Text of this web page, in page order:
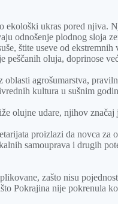
ekološki ukras pored njiva.
odnošenje plodnog sloja
štite useve od
peščanih oluja, doprinose
oblasti agrošumarstva,
kultura u sušnim
olujne udare, njihov značaj
proizlazi da novca za
samouprava i drugih
zašto nisu
Pokrajina nije pokrenula